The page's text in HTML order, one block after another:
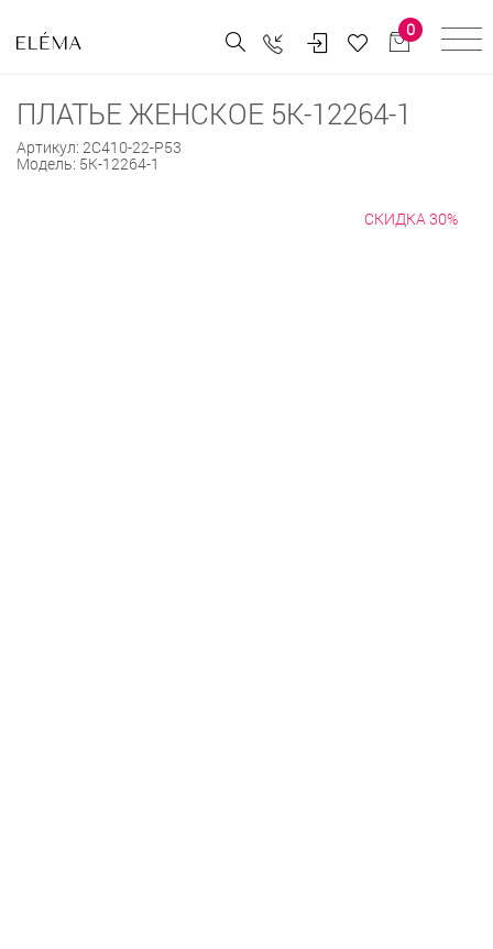
0
ПЛАТЬЕ ЖЕНСКОЕ 5К-12264-1
Артикул: 2С410-22-Р53
Модель: 5К-12264-1
СКИДКА 30%